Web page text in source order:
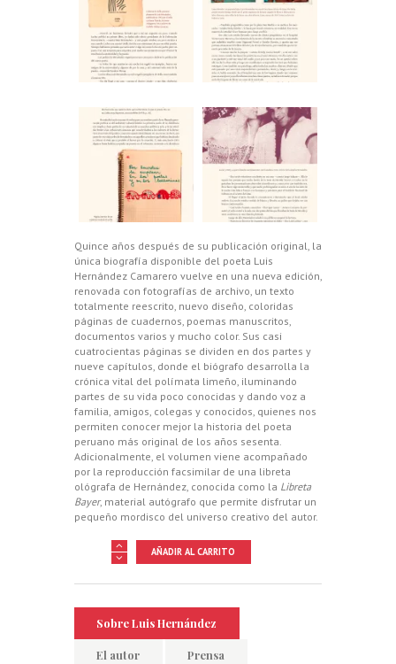
Quince años después de su publicación original, la
única biografía disponible del poeta Luis
Hernández Camarero vuelve en una nueva edición,
renovada con fotografías de archivo, un texto
totalmente reescrito, nuevo diseño, coloridas
páginas de cuadernos, poemas manuscritos,
documentos varios y mucho color. Sus casi
cuatrocientas páginas se dividen en dos partes y
nueve capítulos, donde el biógrafo desarrolla la
crónica vital del polímata limeño, iluminando
partes de su vida poco conocidas y dando voz a
familia, amigos, colegas y conocidos, quienes nos
permiten conocer mejor la historia del poeta
peruano más original de los años sesenta.
Adicionalmente, el volumen viene acompañado
por la reproducción facsimilar de una libreta
ológrafa de Hernández, conocida como la Libreta
Bayer, material autógrafo que permite disfrutar un
pequeño mordisco del universo creativo del autor.
esferas
cantidad
AÑADIR AL CARRITO
Sobre Luis Hernández
El autor Prensa